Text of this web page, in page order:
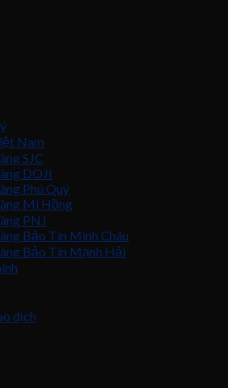
Nam
SJC
DOJI
Phú Quý
Mi Hồng
PNJ
Bảo Tín Minh Châu
Bảo Tín Mạnh Hải
dịch